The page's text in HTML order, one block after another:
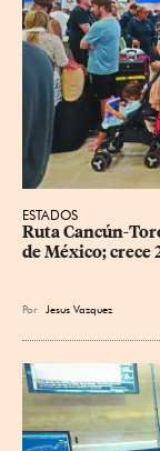
ESTADOS
Ruta Cancún-
de México; crece
Por Jesus Vazquez